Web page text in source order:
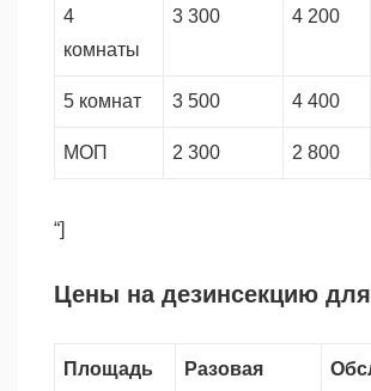
4
комнаты
3 300 4 200
5 комнат 3 500 4 400
МОП 2 300 2 800
“]
Цены на дезинсекцию
Площадь
Разовая